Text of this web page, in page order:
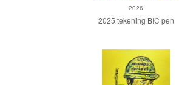
2026
2025 tekening BIC pen